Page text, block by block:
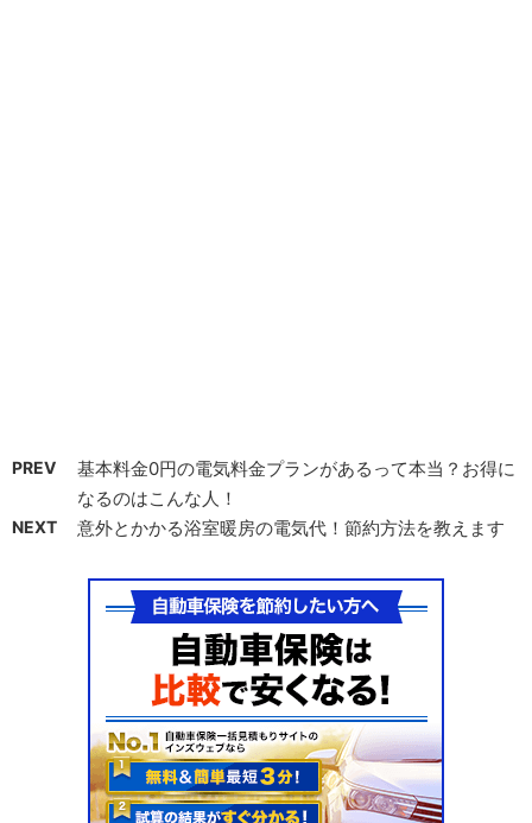
PREV
基本料金0円の電気料金プランがあるって本当？お得に
なるのはこんな人！
NEXT 意外とかかる浴室暖房の電気代！節約方法を教えます